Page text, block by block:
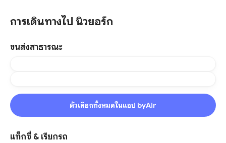
การเดินทางไป นิวยอร์ก
ขนส่งสาธารณะ
ตัวเลือกทั้งหมดในแอป byAir
แท็กซี่ & เรียกรถ